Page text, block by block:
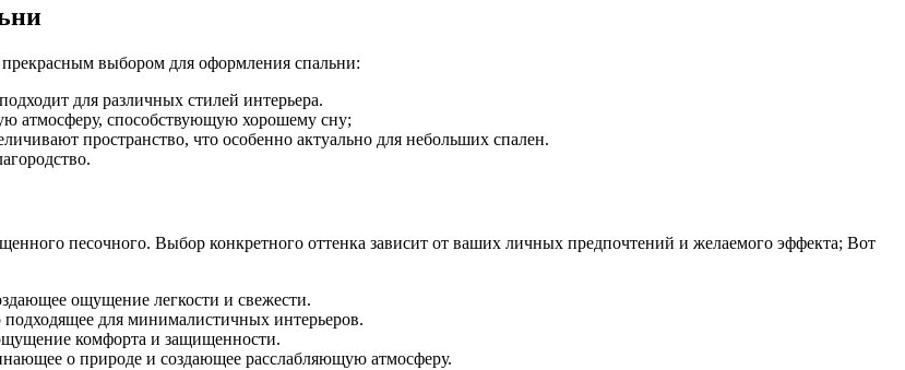
выбором для оформления спальни:
для различных стилей интерьера.
атмосферу, способствующую хорошему сну;
пространство, что особенно актуально для небольших спален.
песочного. Выбор конкретного оттенка зависит от ваших личных предпочтений и желаемого эффекта; Вот
ощущение легкости и свежести.
для минималистичных интерьеров.
комфорта и защищенности.
о природе и создающее расслабляющую атмосферу.